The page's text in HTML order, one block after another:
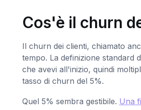
Cos'è il churn
Il churn dei clienti, chiamato
tempo. La definizione standard
che avevi all'inizio, quindi
tasso di churn del 5%.
Quel 5% sembra gestibile. Una